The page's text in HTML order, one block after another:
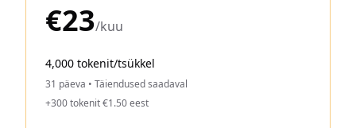
€23/kuu
4,000 tokenit/tsükkel
31 päeva • Täiendused saadaval
+300 tokenit €1.50 eest